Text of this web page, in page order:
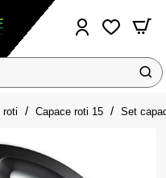
roti Capace roti 15 Set